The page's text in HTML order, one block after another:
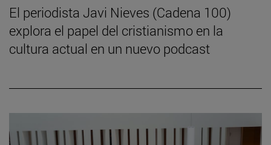
El periodista Javi Nieves (Cadena 100)
explora el papel del cristianismo en la
cultura actual en un nuevo podcast